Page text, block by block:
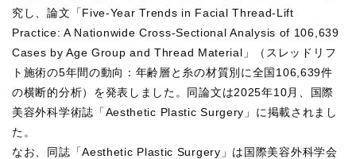
究し、論文「Five-Year Trends in Facial Thread-Lift
Practice: A Nationwide Cross-Sectional Analysis of 106,639
Cases by Age Group and Thread Material」（スレッドリフ
ト施術の5年間の動向：年齢層と糸の材質別に全国106,639件
の横断的分析）を発表しました。同論文は2025年10月、国際
美容外科学術誌「Aesthetic Plastic Surgery」に掲載されまし
た。
なお、同誌「Aesthetic Plastic Surgery」は国際美容外科学会